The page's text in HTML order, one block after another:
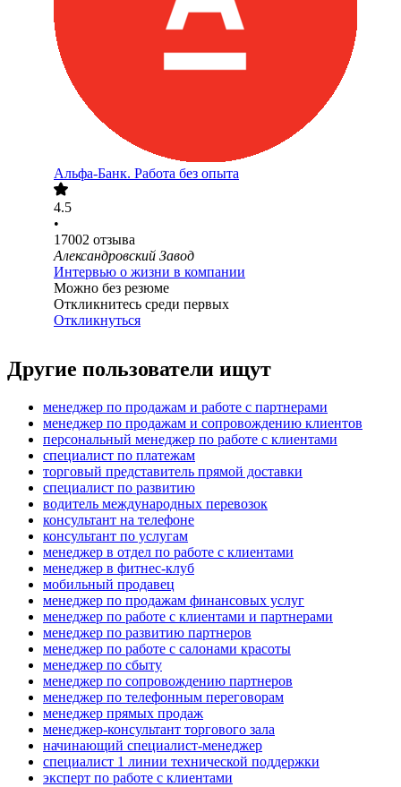
Альфа-Банк. Работа без опыта
4.5
•
17002 отзыва
Александровский Завод
Интервью о жизни в компании
Можно без резюме
Откликнитесь среди первых
Откликнуться
Другие пользователи ищут
менеджер по продажам и работе с партнерами
менеджер по продажам и сопровождению клиентов
персональный менеджер по работе с клиентами
специалист по платежам
торговый представитель прямой доставки
специалист по развитию
водитель международных перевозок
консультант на телефоне
консультант по услугам
менеджер в отдел по работе с клиентами
менеджер в фитнес-клуб
мобильный продавец
менеджер по продажам финансовых услуг
менеджер по работе с клиентами и партнерами
менеджер по развитию партнеров
менеджер по работе с салонами красоты
менеджер по сбыту
менеджер по сопровождению партнеров
менеджер по телефонным переговорам
менеджер прямых продаж
менеджер-консультант торгового зала
начинающий специалист-менеджер
специалист 1 линии технической поддержки
эксперт по работе с клиентами